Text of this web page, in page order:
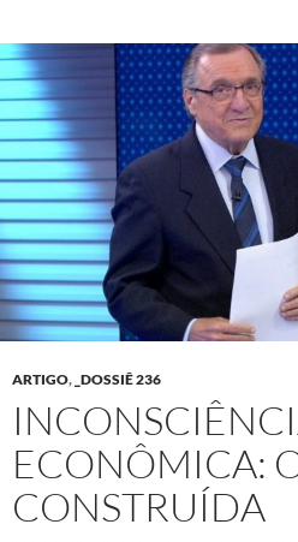
ARTIGO, _DOSSIÊ 236
ECONÔMICA:
CONSTRUÍDA